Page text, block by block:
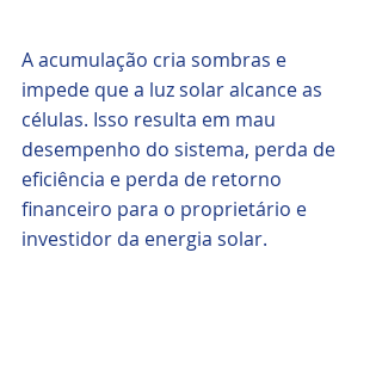
A acumulação cria sombras e
impede que a luz solar alcance as
células. Isso resulta em mau
desempenho do sistema, perda de
eficiência e perda de retorno
financeiro para o proprietário e
investidor da energia solar.